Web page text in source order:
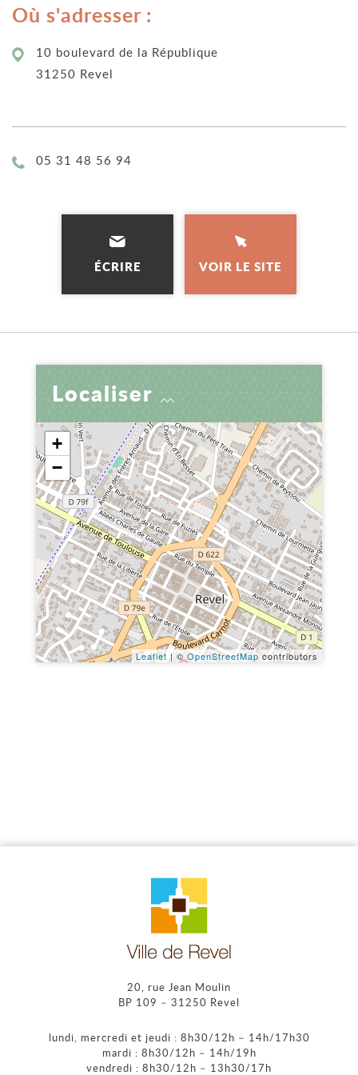
Où s'adresser :
10 boulevard de la République
31250 Revel
Téléphone :
05 31 48 56 94
ÉCRIRE VOIR LE SITE
Localiser
+
−
Leaflet | ©OpenStreetMapcontributors
20, rue Jean Moulin
BP 109 – 31250 Revel
lundi, mercredi et jeudi : 8h30/12h – 14h/17h30
mardi : 8h30/12h – 14h/19h
vendredi : 8h30/12h – 13h30/17h